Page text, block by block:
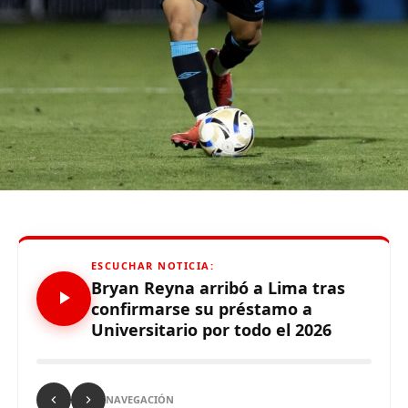
tiempo qu
hizo”,enfatizó el técnico.
De otro lado, se reportó que supuestos hinchas de
Sporting Cristal realizaron pintas y ciertos daños en los
alrededores del Estadio Alejandro Villanueva – Matute,
durante el partido ante Carabobo por Copa Libertadores
2026. Con este panorama, se abre la posibilidad de que
Alianza Lima no preste nuevamente el recinto deportivo
a los celestes, por lo que se abre una nueva posibilidad
Comparte esto:
ESCUCHAR NOTICIA:
Bryan Reyna arribó a Lima tras
confirmarse su préstamo a
Universitario por todo el 2026
NAVEGACIÓN